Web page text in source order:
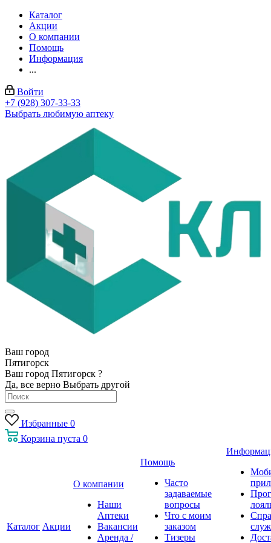
Каталог
Акции
О компании
Помощь
Информация
...
Войти
+7 (928) 307-33-33
Выбрать любимую аптеку
Ваш город
Пятигорск
Ваш город Пятигорск ?
Да, все верно Выбрать другой
Избранные 0
Корзина пуста 0
Каталог Акции
О компании
Наши
Аптеки
Вакансии
Аренда /
Помощь
Часто
задаваемые
вопросы
Что с моим
заказом
Тизеры